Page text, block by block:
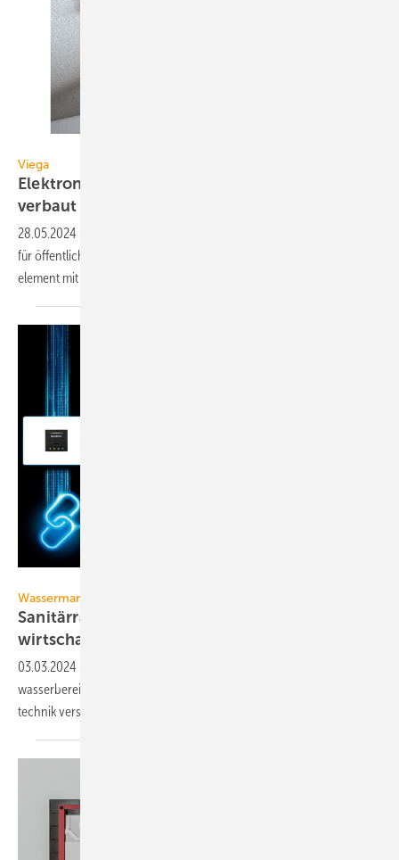
Viega
Elektronische Duscheinheit wird unsichtbar
verbaut
28.05.2024
für öffent­li­che Duschen sieht man vor der Wand le­dig­lich das Bedien­
e­le­ment mit
Wassermanagementsystem
Sanitärräume hygienisch, sicher und
wirtschaftlich
03.03.2024
wasser­bereit­stellung hält die Digita­li­sie­rung nun auch in der Sanitär­
technik ver­stärkt